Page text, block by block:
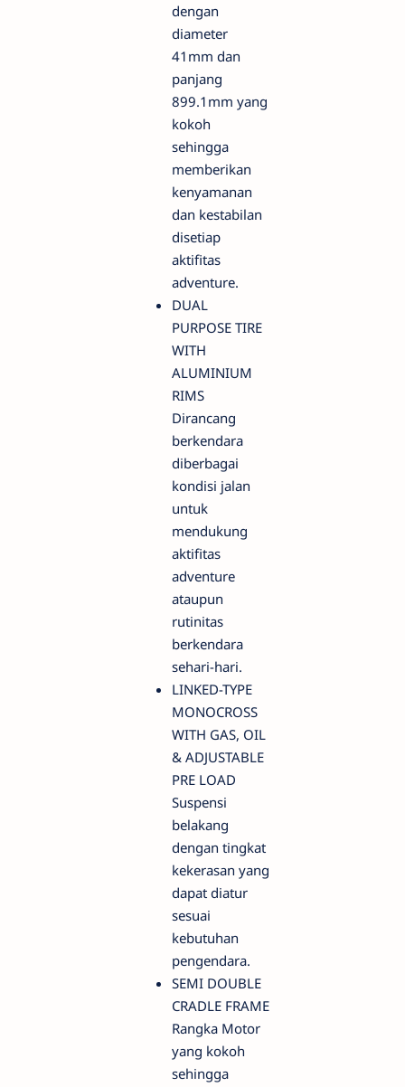
dengan
diameter
41mm dan
panjang
899.1mm yang
kokoh
sehingga
memberikan
kenyamanan
dan kestabilan
disetiap
aktifitas
adventure.
DUAL
PURPOSE TIRE
WITH
ALUMINIUM
RIMS
Dirancang
berkendara
diberbagai
kondisi jalan
untuk
mendukung
aktifitas
adventure
ataupun
rutinitas
berkendara
sehari-hari.
LINKED-TYPE
MONOCROSS
WITH GAS, OIL
& ADJUSTABLE
PRE LOAD
Suspensi
belakang
dengan tingkat
kekerasan yang
dapat diatur
sesuai
kebutuhan
pengendara.
SEMI DOUBLE
CRADLE FRAME
Rangka Motor
yang kokoh
sehingga